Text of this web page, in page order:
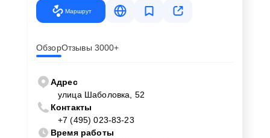
Маршрут
ОбзорОтзывы 3000+
Адрес
улица Шаболовка, 52
Контакты
+7 (495) 023-83-23
Время работы